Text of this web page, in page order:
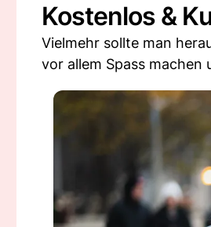
Kostenlos &
Vielmehr sollte man
vor allem Spass machen